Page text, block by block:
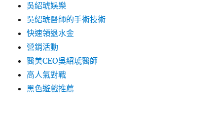
吳紹琥娛樂
吳紹琥醫師的手術技術
快速領退水金
營銷活動
醫美CEO吳紹琥醫師
高人氣對戰
黑色遊戲推薦